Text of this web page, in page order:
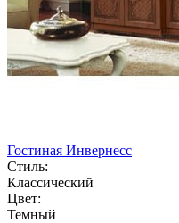
Гостиная Инвернесс
Стиль:
Классический
Цвет:
Темный